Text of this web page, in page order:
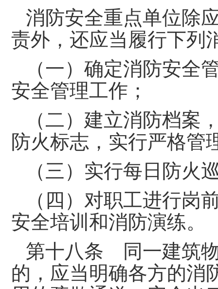
消防安全重点单位除
责外，还应当履行下列
（一）确定消防安全
安全管理工作；
（二）建立消防档案
防火标志，实行严格管
（三）实行每日防火
（四）对职工进行岗
安全培训和消防演练。
第十八条 同一建筑
的，应当明确各方的消